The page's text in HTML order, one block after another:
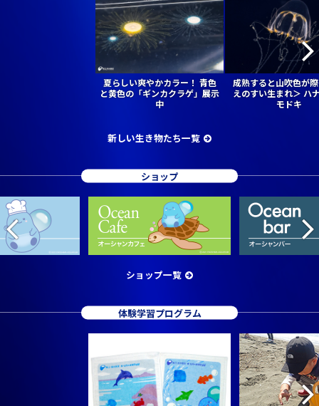
夏らしい爽やかカラー！ 青色
と黄色の「ギンカクラゲ」展示
中
成熟すると山吹色が
えのすい生まれ＞ ハ
モドキ
新しい生き物たち一覧
ショップ
ショップ一覧
体験学習プログラム